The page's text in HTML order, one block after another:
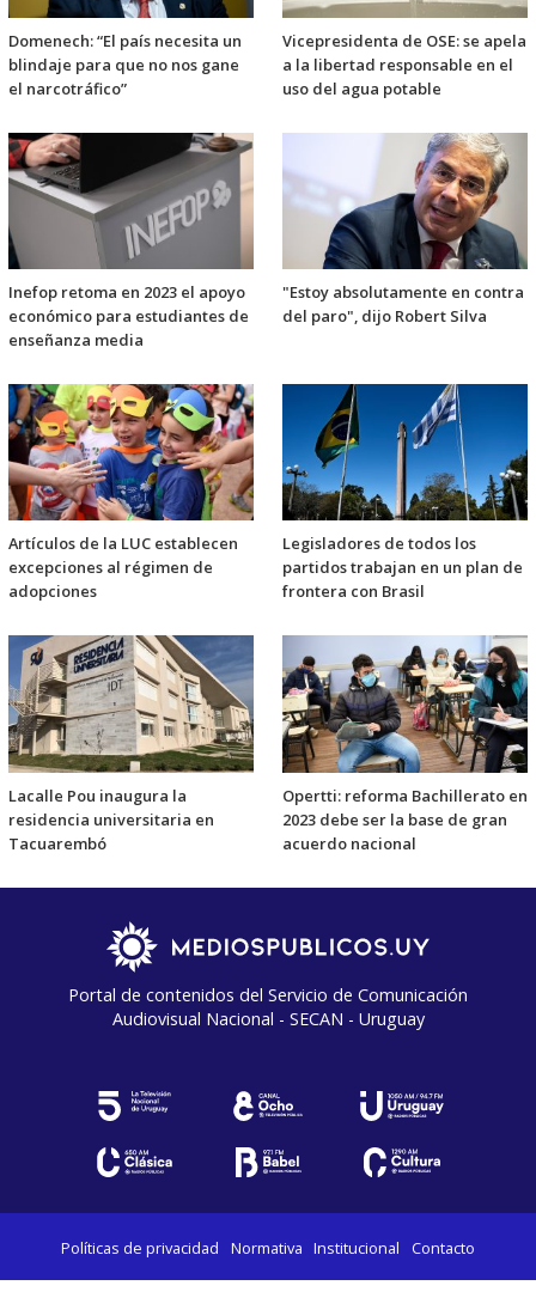
Domenech: “El país necesita un
blindaje para que no nos gane
el narcotráfico”
Vicepresidenta de OSE: se apela
a la libertad responsable en el
uso del agua potable
Inefop retoma en 2023 el apoyo
económico para estudiantes de
enseñanza media
"Estoy absolutamente en contra
del paro", dijo Robert Silva
Artículos de la LUC establecen
excepciones al régimen de
adopciones
Legisladores de todos los
partidos trabajan en un plan de
frontera con Brasil
Lacalle Pou inaugura la
residencia universitaria en
Tacuarembó
Opertti: reforma Bachillerato en
2023 debe ser la base de gran
acuerdo nacional
Portal de contenidos del Servicio de Comunicación
Audiovisual Nacional - SECAN - Uruguay
Políticas de privacidad Normativa Institucional Contacto